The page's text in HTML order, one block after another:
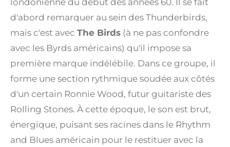
londonienne du début des années 60. Il se fait
d'abord remarquer au sein des Thunderbirds,
mais c'est avec The Birds (à ne pas confondre
avec les Byrds américains) qu'il impose sa
première marque indélébile. Dans ce groupe, il
forme une section rythmique soudée aux côtés
d'un certain Ronnie Wood, futur guitariste des
Rolling Stones. À cette époque, le son est brut,
énergique, puisant ses racines dans le Rhythm
and Blues américain pour le restituer avec la